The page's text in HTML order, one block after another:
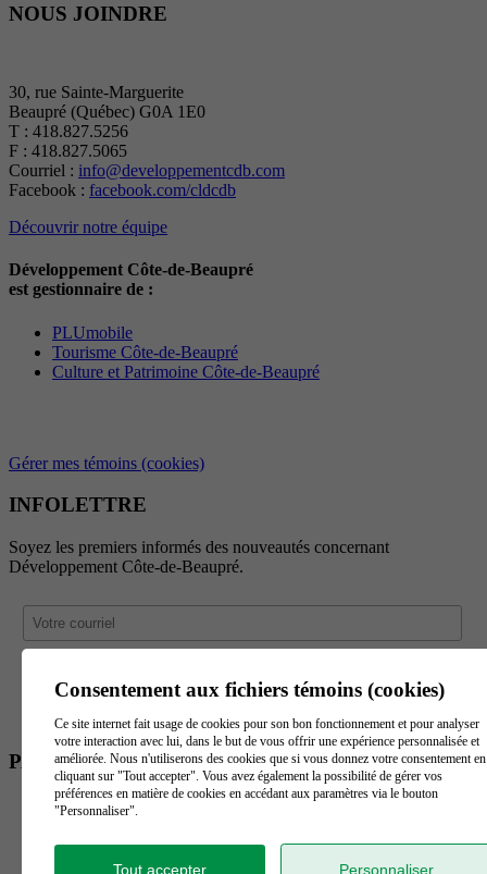
NOUS JOINDRE
30, rue Sainte-Marguerite
Beaupré (Québec) G0A 1E0
T : 418.827.5256
F : 418.827.5065
Courriel : info@developpementcdb.com
Facebook : facebook.com/cldcdb
Découvrir notre équipe
Développement Côte-de-Beaupré
est gestionnaire de :
PLUmobile
Tourisme Côte-de-Beaupré
Culture et Patrimoine Côte-de-Beaupré
Gérer mes témoins (cookies)
INFOLETTRE
Soyez les premiers informés des nouveautés concernant
Développement Côte-de-Beaupré.
PARTENAIRES
Consentement aux fichiers témoins (cookies)
Ce site internet fait usage de cookies pour son bon fonctionnement et pour analyser
votre interaction avec lui, dans le but de vous offrir une expérience personnalisée et
améliorée. Nous n'utiliserons des cookies que si vous donnez votre consentement en
cliquant sur "Tout accepter". Vous avez également la possibilité de gérer vos
préférences en matière de cookies en accédant aux paramètres via le bouton
"Personnaliser".
Tout accepter Personnaliser